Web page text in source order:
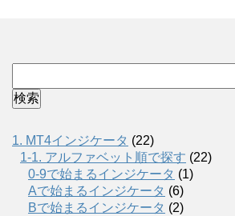
1. MT4インジケータ (22)
1-1. アルファベット順で探す (22)
0-9で始まるインジケータ (1)
Aで始まるインジケータ (6)
Bで始まるインジケータ (2)